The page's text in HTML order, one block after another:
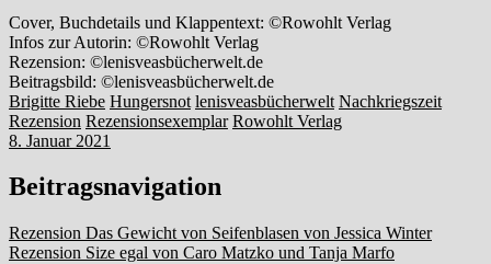
Cover, Buchdetails und Klappentext: ©Rowohlt Verlag
Infos zur Autorin: ©Rowohlt Verlag
Rezension: ©lenisveasbücherwelt.de
Beitragsbild: ©lenisveasbücherwelt.de
Brigitte Riebe Hungersnot lenisveasbücherwelt Nachkriegszeit
Rezension Rezensionsexemplar Rowohlt Verlag
8. Januar 2021
Beitragsnavigation
Rezension Das Gewicht von Seifenblasen von Jessica Winter
Rezension Size egal von Caro Matzko und Tanja Marfo